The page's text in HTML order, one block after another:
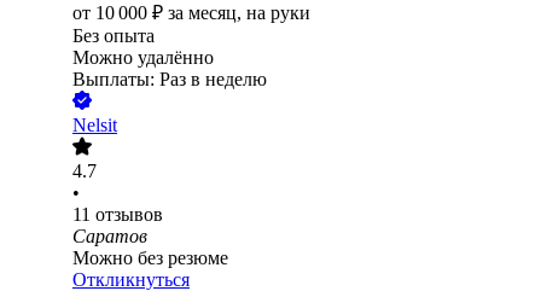
от 10 000 ₽ за месяц, на руки
Без опыта
Можно удалённо
Выплаты: Раз в неделю
Nelsit
4.7
•
11 отзывов
Саратов
Можно без резюме
Откликнуться